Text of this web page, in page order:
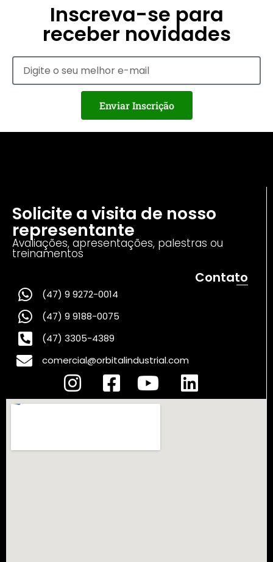
Inscreva-se para
receber novidades
Enviar Inscrição
Solicite a visita de nosso
representante
Avaliações, apresentações, palestras ou
treinamentos
Contato
(47) 9 9272-0014
(47) 9 9188-0075
(47) 3305-4389
comercial@orbitalindustrial.com